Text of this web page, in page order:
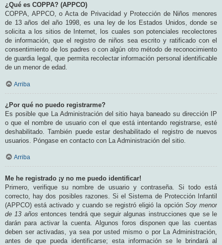
¿Qué es COPPA? (APPCO)
COPPA, APPCO, o Acta de Privacidad y Protección de Niños menores
de 13 años del año 1998, es una ley de los Estados Unidos, donde se
solicita a los sitios de Internet, los cuales son potenciales recolectores
de información, que el registro de niños sea escrito y ratificado con el
consentimiento de los padres o con algún otro método de reconocimiento
de guardia legal, que permita recolectar información personal identificable
de un menor de edad.
Arriba
¿Por qué no puedo registrarme?
Es posible que La Administración del sitio haya baneado su dirección IP
o que el nombre de usuario con el que está intentando registrarse, esté
deshabilitado. También puede estar deshabilitado el registro de nuevos
usuarios. Póngase en contacto con La Administración del sitio.
Arriba
Me he registrado ¡y no me puedo identificar!
Primero, verifique su nombre de usuario y contraseña. Si todo está
correcto, hay dos posibles razones. Si el Sistema de Protección Infantil
(APPCO) está activado y cuando se registró eligió la opción Soy menor
de 13 años entonces tendrá que seguir algunas instrucciones que se le
darán para activar la cuenta. Algunos foros disponen que las cuentas
deben ser activadas, ya sea por usted mismo o por La Administración,
antes de que pueda identificarse; esta información se le brindará al